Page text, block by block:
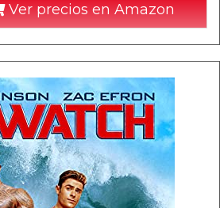
Ver precios en Amazon